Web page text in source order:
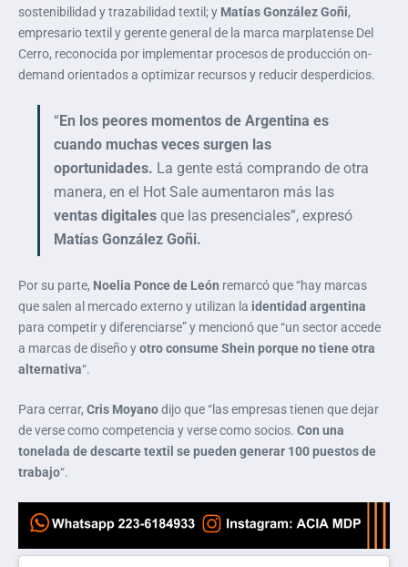
sostenibilidad y trazabilidad textil; y Matías González Goñi,
empresario textil y gerente general de la marca marplatense Del
Cerro, reconocida por implementar procesos de producción on-
demand orientados a optimizar recursos y reducir desperdicios.
“En los peores momentos de Argentina es
cuando muchas veces surgen las
oportunidades. La gente está comprando de otra
manera, en el Hot Sale aumentaron más las
ventas digitales que las presenciales”, expresó
Matías González Goñi.
Por su parte, Noelia Ponce de León remarcó que “hay marcas
que salen al mercado externo y utilizan la identidad argentina
para competir y diferenciarse” y mencionó que “un sector accede
a marcas de diseño yotro consume Shein porque no tiene otra
alternativa“.
Para cerrar, Cris Moyanodijo que “las empresas tienen que dejar
de verse como competencia y verse como socios. Con una
tonelada de descarte textil se pueden generar 100 puestos de
trabajo“.